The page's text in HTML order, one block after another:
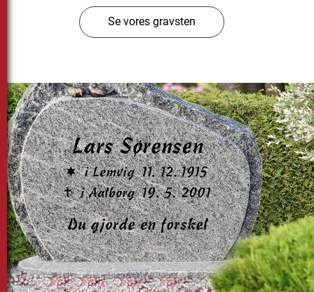
Se vores gravsten